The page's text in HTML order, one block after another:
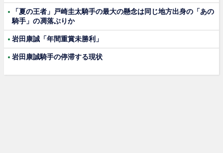
「夏の王者」戸崎圭太騎手の最大の懸念は同じ地方出身の「あの
騎手」の凋落ぶりか
岩田康誠「年間重賞未勝利」
岩田康誠騎手の停滞する現状